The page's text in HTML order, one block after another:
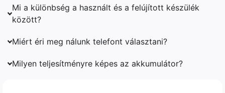
Mi a különbség a használt és a felújított készülék
között?
Miért éri meg nálunk telefont választani?
Milyen teljesítményre képes az akkumulátor?